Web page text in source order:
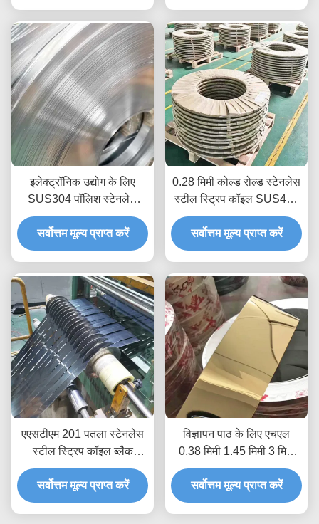
इलेक्ट्रॉनिक उद्योग के लिए
SUS304 पॉलिश स्टेनलेस
स्टील स्ट्रिप रोल 2 मिमी 1 मिमी
सर्वोत्तम मूल्य प्राप्त करें
0.28 मिमी कोल्ड रोल्ड स्टेनलेस
स्टील स्ट्रिप कॉइल SUS430
2B हेयरलाइन पॉलिश फिनिश
सर्वोत्तम मूल्य प्राप्त करें
एएसटीएम 201 पतला स्टेनलेस
स्टील स्ट्रिप कॉइल ब्लैक
टाइटेनियम 0.38 मिमी से 0.55
मिमी
सर्वोत्तम मूल्य प्राप्त करें
विज्ञापन पाठ के लिए एचएल
0.38 मिमी 1.45 मिमी 3 मिमी
स्टेनलेस स्टील 304 स्ट्रिप्स
कुंडल:
सर्वोत्तम मूल्य प्राप्त करें